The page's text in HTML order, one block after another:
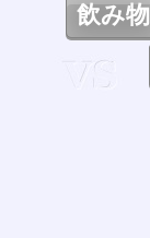
飲み物